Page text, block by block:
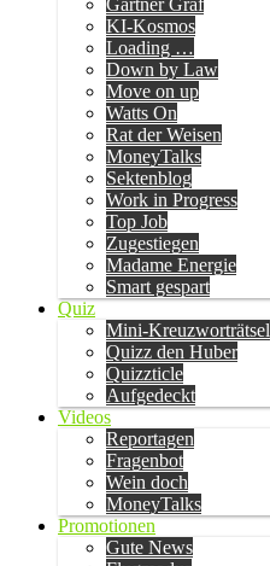
Gärtner Graf
KI-Kosmos
Loading …
Down by Law
Move on up
Watts On
Rat der Weisen
MoneyTalks
Sektenblog
Work in Progress
Top Job
Zugestiegen
Madame Energie
Smart gespart
Quiz
Mini-Kreuzworträtsel
Quizz den Huber
Quizzticle
Aufgedeckt
Videos
Reportagen
Fragenbot
Wein doch
MoneyTalks
Promotionen
Gute News